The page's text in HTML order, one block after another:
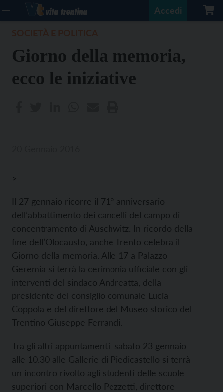
Accedi
Giorno della memoria,
ecco le iniziative
>
Il 27 gennaio ricorre il 71° anniversario
dell’abbattimento dei cancelli del campo di
concentramento di Auschwitz. In ricordo della
fine dell’Olocausto, anche Trento celebra il
Giorno della memoria. Alle 17 a Palazzo
Geremia si terrà la cerimonia ufficiale con gli
interventi del sindaco Andreatta, della
presidente del consiglio comunale Lucia
Coppola e del direttore del Museo storico del
Trentino Giuseppe Ferrandi.
Tra gli altri appuntamenti, sabato 23 gennaio
alle 10.30 alle Gallerie di Piedicastello si terrà
un incontro rivolto agli studenti delle scuole
superiori con Marcello Pezzetti, direttore